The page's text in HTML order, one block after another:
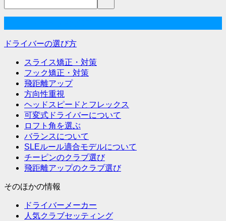
ビ
ー
ドライバーの選び方
スライス矯正・対策
フック矯正・対策
飛距離アップ
方向性重視
ヘッドスピードとフレックス
可変式ドライバーについて
ロフト角を選ぶ
バランスについて
SLEルール適合モデルについて
チーピンのクラブ選び
飛距離アップのクラブ選び
そのほかの情報
ドライバーメーカー
人気クラブセッティング